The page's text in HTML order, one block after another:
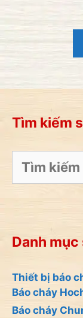
Tìm kiếm
kiếm
cho:
Danh mục
Thiết bị báo
Báo cháy
Báo cháy